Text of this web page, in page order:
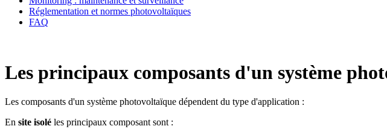
Réglementation et normes photovoltaïques
FAQ
Les principaux composants d'un système
Les composants d'un système photovoltaïque dépendent du type d'application :
En site isolé les principaux composant sont :